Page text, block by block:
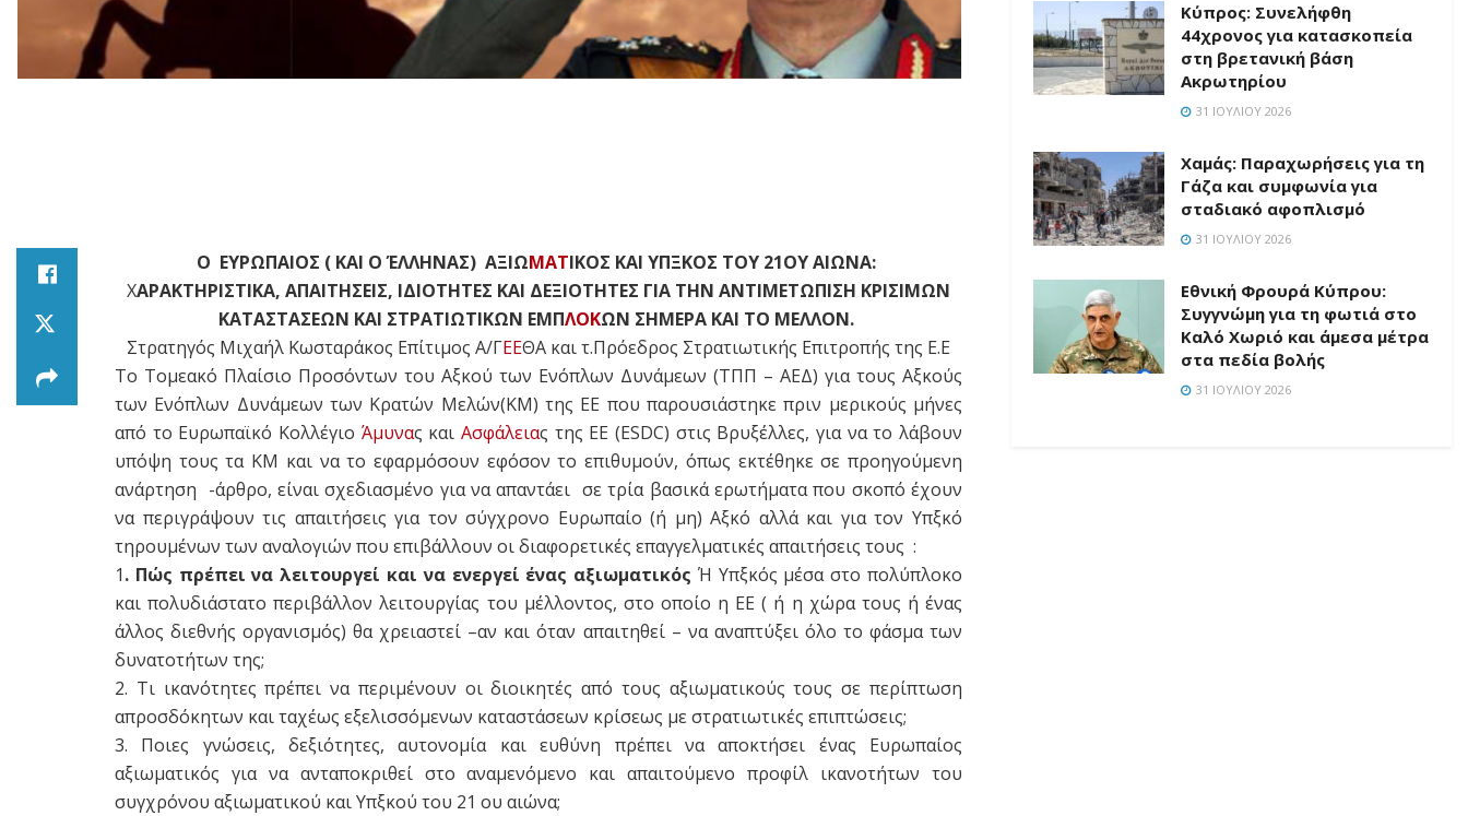
Ο ΕΥΡΩΠΑΙΟΣ ( ΚΑΙ Ο ΈΛΛΗΝΑΣ) ΑΞΙΩΜΑΤΙΚΟΣ ΚΑΙ ΥΠΞΚΟΣ ΤΟΥ 21ΟΥ ΑΙΩΝΑ:
ΧΑΡΑΚΤΗΡΙΣΤΙΚΑ, ΑΠΑΙΤΗΣΕΙΣ, ΙΔΙΟΤΗΤΕΣ ΚΑΙ ΔΕΞΙΟΤΗΤΕΣ ΓΙΑ ΤΗΝ ΑΝΤΙΜΕΤΩΠΙΣΗ ΚΡΙΣΙΜΩΝ
ΚΑΤΑΣΤΑΣΕΩΝ ΚΑΙ ΣΤΡΑΤΙΩΤΙΚΩΝ ΕΜΠΛΟΚΩΝ ΣΗΜΕΡΑ ΚΑΙ ΤΟ ΜΕΛΛΟΝ.
Στρατηγός Μιχαήλ Κωσταράκος Επίτιμος Α/ΓΕΕΘΑ και τ.Πρόεδρος Στρατιωτικής Επιτροπής της Ε.Ε
Το Τομεακό Πλαίσιο Προσόντων του Αξκού των Ενόπλων Δυνάμεων (ΤΠΠ – ΑΕΔ) για τους Αξκούς
των Ενόπλων Δυνάμεων των Κρατών Μελών(ΚΜ) της ΕΕ που παρουσιάστηκε πριν μερικούς μήνες
από το Ευρωπαϊκό Κολλέγιο Άμυνας καιΑσφάλειας της ΕΕ (ESDC) στις Βρυξέλλες, για να το λάβουν
υπόψη τους τα ΚΜ και να το εφαρμόσουν εφόσον το επιθυμούν, όπως εκτέθηκε σε προηγούμενη
ανάρτηση -άρθρο, είναι σχεδιασμένο για να απαντάει σε τρία βασικά ερωτήματα που σκοπό έχουν
να περιγράψουν τις απαιτήσεις για τον σύγχρονο Ευρωπαίο (ή μη) Αξκό αλλά και για τον Υπξκό
τηρουμένων των αναλογιών που επιβάλλουν οι διαφορετικές επαγγελματικές απαιτήσεις τους :
1. Πώς πρέπει να λειτουργεί και να ενεργεί ένας αξιωματικός Ή Υπξκός μέσα στο πολύπλοκο
και πολυδιάστατο περιβάλλον λειτουργίας του μέλλοντος, στο οποίο η ΕΕ ( ή η χώρα τους ή ένας
άλλος διεθνής οργανισμός) θα χρειαστεί –αν και όταν απαιτηθεί – να αναπτύξει όλο το φάσμα των
δυνατοτήτων της;
2. Τι ικανότητες πρέπει να περιμένουν οι διοικητές από τους αξιωματικούς τους σε περίπτωση
απροσδόκητων και ταχέως εξελισσόμενων καταστάσεων κρίσεως με στρατιωτικές επιπτώσεις;
3. Ποιες γνώσεις, δεξιότητες, αυτονομία και ευθύνη πρέπει να αποκτήσει ένας Ευρωπαίος
αξιωματικός για να ανταποκριθεί στο αναμενόμενο και απαιτούμενο προφίλ ικανοτήτων του
συγχρόνου αξιωματικού και Υπξκού του 21 ου αιώνα;
Κύπρος: Συνελήφθη
44χρονος για κατασκοπεία
στη βρετανική βάση
Ακρωτηρίου
31 ΙΟΥΛΊΟΥ 2026
Χαμάς: Παραχωρήσεις για τη
Γάζα και συμφωνία για
σταδιακό αφοπλισμό
31 ΙΟΥΛΊΟΥ 2026
Εθνική Φρουρά Κύπρου:
Συγγνώμη για τη φωτιά στο
Καλό Χωριό και άμεσα μέτρα
στα πεδία βολής
31 ΙΟΥΛΊΟΥ 2026